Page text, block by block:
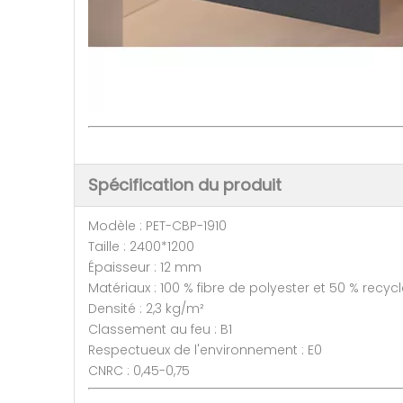
Spécification du produit
Modèle : PET-CBP-1910
Taille : 2400*1200
Épaisseur : 12 mm
Matériaux : 100 % fibre de polyester et 50 %
Densité : 2,3 kg/m²
Classement au feu : B1
Respectueux de l'environnement : E0
CNRC : 0,45-0,75